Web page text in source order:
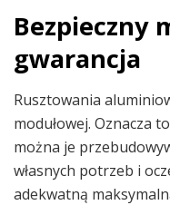
Bezpieczny
gwarancja
Rusztowania
modułowej. Oznacza
można je
własnych potrzeb i
adekwatną